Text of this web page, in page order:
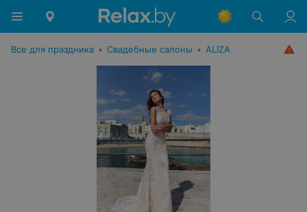
Все для праздника • Свадебные салоны • ALIZA